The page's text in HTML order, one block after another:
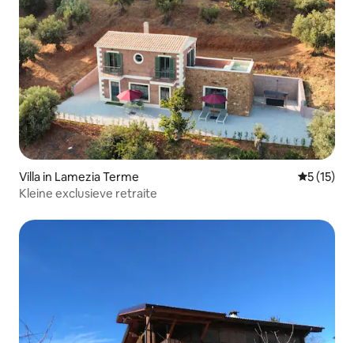
Villa in Lamezia Terme
5 (15)
Kleine exclusieve retraite